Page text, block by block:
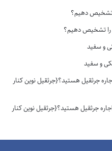
تشخیص دهیم؟
را تشخیص دهیم؟
و سفید
و سفید
جرثقیل هستید؟{جرثقیل نوین کنار
جرثقیل هستید؟{جرثقیل نوین کنار